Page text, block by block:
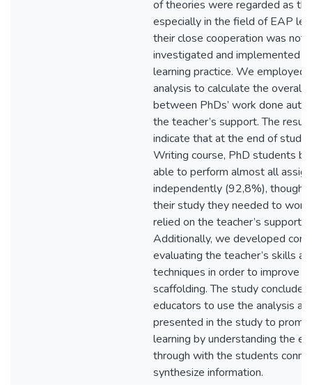
of theories were regarded as
especially in the field of EAP
their close cooperation was not
investigated and implemented
learning practice. We employed
analysis to calculate the overall
between PhDs’ work done
the teacher’s support. The
indicate that at the end of
Writing course, PhD students
able to perform almost all
independently (92,8%), though
their study they needed to
relied on the teacher’s support
Additionally, we developed
evaluating the teacher’s skills
techniques in order to improve
scaffolding. The study
educators to use the analysis
presented in the study to
learning by understanding the
through with the students
synthesize information.